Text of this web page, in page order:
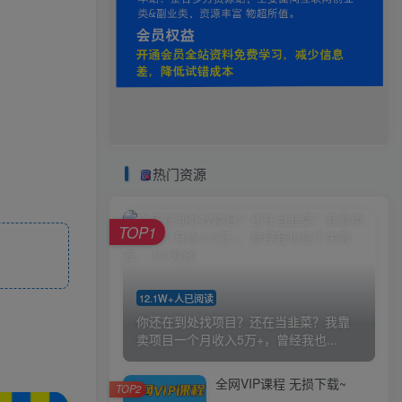
热门资源
12.1W+人已阅读
你还在到处找项目？还在当韭菜？我靠
卖项目一个月收入5万+，曾经我也...
TOP1
全网VIP课程 无损下载~
TOP2